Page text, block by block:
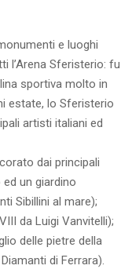
e luoghi
l’Arena Sferisterio: fu
sportiva molto in
estate, lo Sferisterio
artisti italiani ed
dai principali
un giardino
Sibillini al mare);
da Luigi Vanvitelli);
delle pietre della
di Ferrara).